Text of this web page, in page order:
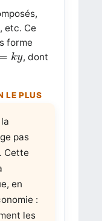
etc. Ce
forme
= ky
y
, dont
pas
Cette
en
:
les